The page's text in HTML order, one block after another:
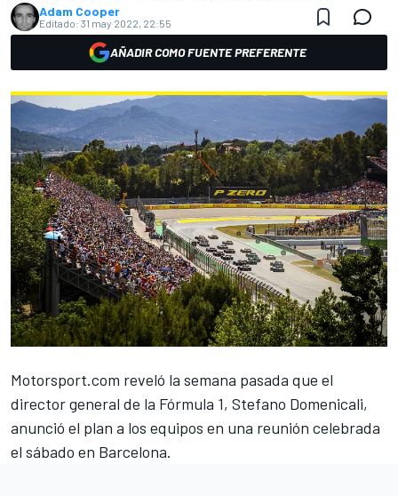
Adam Cooper
Editado: 31 may 2022, 22:55
AÑADIR COMO FUENTE PREFERENTE
Motorsport.com reveló la semana pasada que el
director general de la Fórmula 1, Stefano Domenicali,
anunció el plan a los equipos en una reunión celebrada
el sábado en Barcelona.